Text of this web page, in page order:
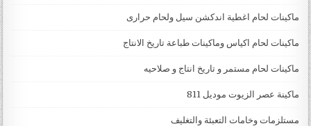
ماكينات لحام اغطية اندكشن سيل ولحام حرارى
ماكينات لحام اكياس وماكينات طباعة تاريخ الانتاج
ماكينات لحام مستمر و تاريخ انتاج و صلاحيه
ماكينة عصر الزيوت موديل 811
مستلزمات وخامات التعبئة والتغليف